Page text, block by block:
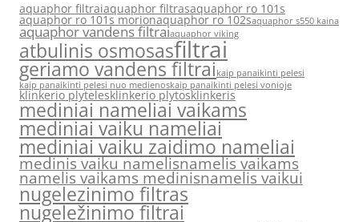
aquaphor filtraiaquaphor filtrasaquaphor ro 101s
aquaphor ro 101s morionaquaphor ro 102saquaphor s550 kaina
aquaphor vandens filtraiaquaphor viking
atbulinis osmosasfiltrai
geriamo vandens filtraikaip panaikinti pelesi
kaip panaikinti pelesi nuo medienoskaip panaikinti pelesi vonioje
klinkerio plytelesklinkerio plytosklinkeris
mediniai nameliai vaikams
mediniai vaiku nameliai
mediniai vaiku zaidimo nameliai
medinis vaiku namelisnamelis vaikams
namelis vaikams medinisnamelis vaikui
nugelezinimo filtras
nugeležinimo filtrai